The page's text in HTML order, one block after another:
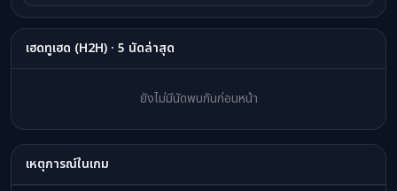
เฮดทูเฮด (H2H) · 5 นัดล่าสุด
ยังไม่มีนัดพบกันก่อนหน้า
เหตุการณ์ในเกม